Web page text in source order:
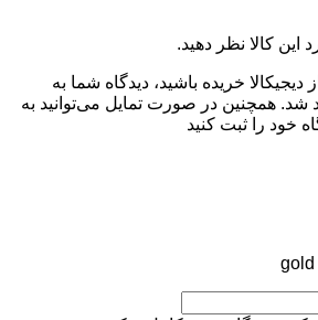
این کالا نظر دهید.
دیجیکالا خریده باشید، دیدگاه شما به
شد. همچنین در صورت تمایل می‌توانید به
خود را ثبت کنید